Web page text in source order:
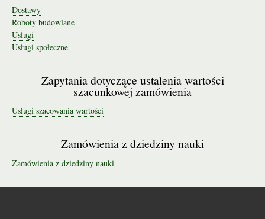
Dostawy
Roboty budowlane
Usługi
Usługi społeczne
Zapytania dotyczące ustalenia wartości
szacunkowej zamówienia
Usługi szacowania wartości
Zamówienia z dziedziny nauki
Zamówienia z dziedziny nauki